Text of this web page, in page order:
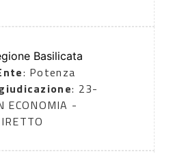
Basilicata
: Potenza
: 23-
ECONOMIA -